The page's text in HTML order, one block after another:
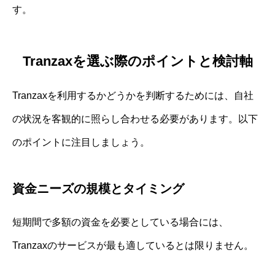
す。
Tranzaxを選ぶ際のポイントと検討軸
Tranzaxを利用するかどうかを判断するためには、自社
の状況を客観的に照らし合わせる必要があります。以下
のポイントに注目しましょう。
資金ニーズの規模とタイミング
短期間で多額の資金を必要としている場合には、
Tranzaxのサービスが最も適しているとは限りません。